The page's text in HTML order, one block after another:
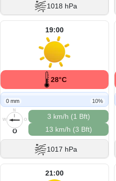
1018 hPa
19:00
28°C
0 mm 10%
N
O
S
W
O
3 km/h (1 Bft)
13 km/h (3 Bft)
1017 hPa
21:00